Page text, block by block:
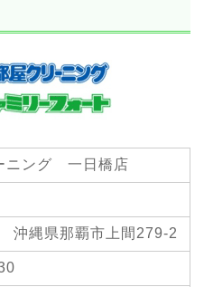
ニング 一日橋店
沖縄県那覇市上間279-2